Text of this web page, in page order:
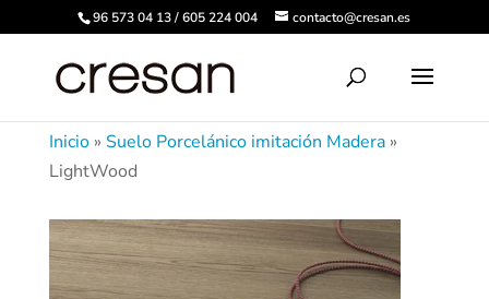
96 573 04 13 / 605 224 004 contacto@cresan.es
Inicio» Suelo Porcelánico imitación Madera»
LightWood